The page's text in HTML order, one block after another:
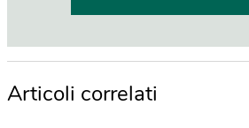
Articoli correlati